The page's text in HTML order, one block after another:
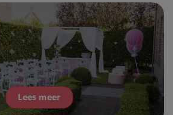
Lees meer